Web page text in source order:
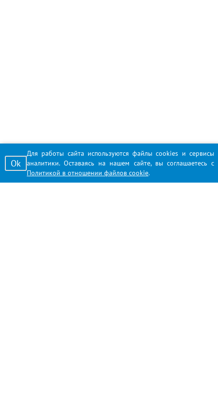
Для работы сайта используются файлы cookies и сервисы
аналитики. Оставаясь на нашем сайте, вы соглашаетесь с
Политикой в отношении файлов cookie.
Ok